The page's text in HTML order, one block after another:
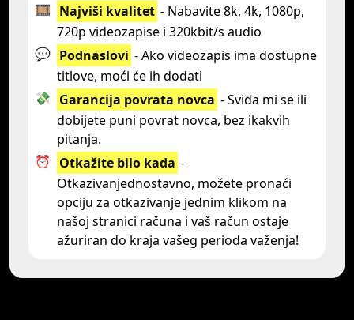
🎞️ Najviši kvalitet - Nabavite 8k, 4k, 1080p,
720p videozapise i 320kbit/s audio
💬 Podnaslovi - Ako videozapis ima dostupne
titlove, moći će ih dodati
💸 Garancija povrata novca - Sviđa mi se ili
dobijete puni povrat novca, bez ikakvih
pitanja.
⏰
Otkažite bilo kada -
Otkazivanjednostavno, možete pronaći
opciju za otkazivanje jednim klikom na
našoj stranici računa i vaš račun ostaje
ažuriran do kraja vašeg perioda važenja!